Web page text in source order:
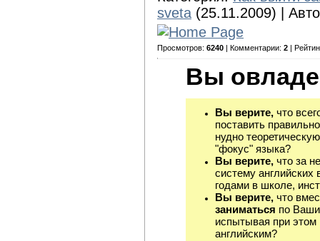
sveta (25.11.2009) |
Просмотров: 6240 | Комментарии: 2 |
Вы
Вы верите, что
поставить
нудно
"фокус" языка?
Вы верите, что за
систему
годами в школе,
Вы верите, что
заниматься по
испытывая при этом
английским?